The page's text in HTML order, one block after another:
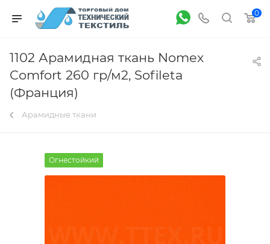
0
1102 Арамидная ткань Nomex
Comfort 260 гр/м2, Sofileta
(Франция)
Арамидные ткани
Огнестойкий